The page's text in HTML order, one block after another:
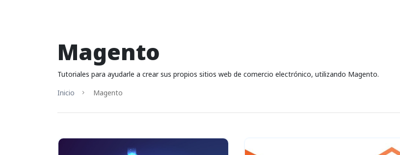
Magento
Tutoriales para ayudarle a crear sus propios sitios web de comercio electrónico, utilizando Magento.
Inicio
Magento